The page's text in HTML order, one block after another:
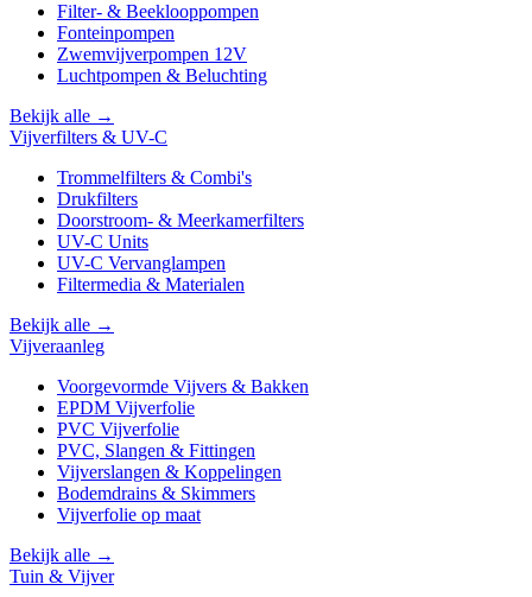
Filter- & Beeklooppompen
Fonteinpompen
Zwemvijverpompen 12V
Luchtpompen & Beluchting
Bekijk alle →
Vijverfilters & UV-C
Trommelfilters & Combi's
Drukfilters
Doorstroom- & Meerkamerfilters
UV-C Units
UV-C Vervanglampen
Filtermedia & Materialen
Bekijk alle →
Vijveraanleg
Voorgevormde Vijvers & Bakken
EPDM Vijverfolie
PVC Vijverfolie
PVC, Slangen & Fittingen
Vijverslangen & Koppelingen
Bodemdrains & Skimmers
Vijverfolie op maat
Bekijk alle →
Tuin & Vijver